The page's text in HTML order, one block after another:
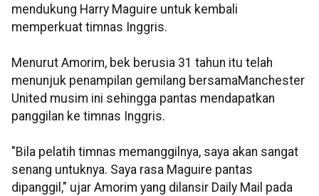
mendukung Harry Maguire untuk kembali
memperkuat timnas Inggris.
Menurut Amorim, bek berusia 31 tahun itu telah
menunjuk penampilan gemilang bersamaManchester
United musim ini sehingga pantas mendapatkan
panggilan ke timnas Inggris.
"Bila pelatih timnas memanggilnya, saya akan sangat
senang untuknya. Saya rasa Maguire pantas
dipanggil," ujar Amorim yang dilansir Daily Mail pada